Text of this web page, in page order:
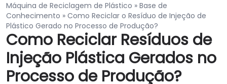
Máquina de Reciclagem de Plástico » Base de
Conhecimento » Como Reciclar o Resíduo de Injeção de
Plástico Gerado no Processo de Produção?
Como Reciclar Resíduos de
Injeção Plástica Gerados no
Processo de Produção?